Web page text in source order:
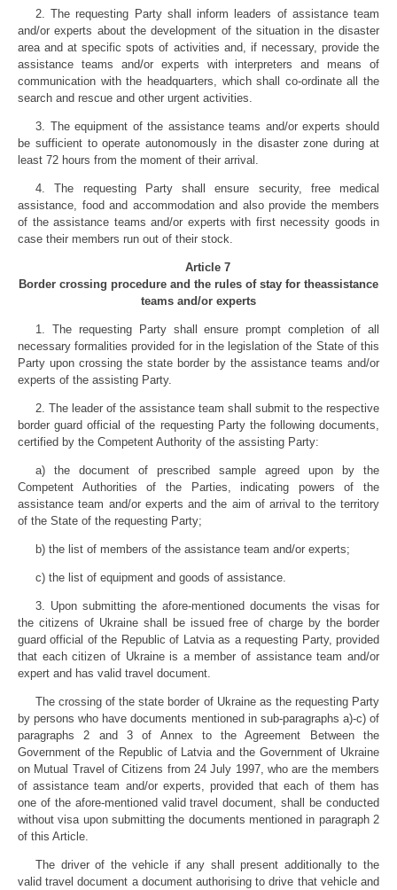
2. The requesting Party shall inform leaders of assistance team
and/or experts about the development of the situation in the disaster
area and at specific spots of activities and, if necessary, provide the
assistance teams and/or experts with interpreters and means of
communication with the headquarters, which shall co-ordinate all the
search and rescue and other urgent activities.
3. The equipment of the assistance teams and/or experts should
be sufficient to operate autonomously in the disaster zone during at
least 72 hours from the moment of their arrival.
4. The requesting Party shall ensure security, free medical
assistance, food and accommodation and also provide the members
of the assistance teams and/or experts with first necessity goods in
case their members run out of their stock.
Article 7
Border crossing procedure and the rules of stay for theassistance
teams and/or experts
1. The requesting Party shall ensure prompt completion of all
necessary formalities provided for in the legislation of the State of this
Party upon crossing the state border by the assistance teams and/or
experts of the assisting Party.
2. The leader of the assistance team shall submit to the respective
border guard official of the requesting Party the following documents,
certified by the Competent Authority of the assisting Party:
a) the document of prescribed sample agreed upon by the
Competent Authorities of the Parties, indicating powers of the
assistance team and/or experts and the aim of arrival to the territory
of the State of the requesting Party;
b) the list of members of the assistance team and/or experts;
c) the list of equipment and goods of assistance.
3. Upon submitting the afore-mentioned documents the visas for
the citizens of Ukraine shall be issued free of charge by the border
guard official of the Republic of Latvia as a requesting Party, provided
that each citizen of Ukraine is a member of assistance team and/or
expert and has valid travel document.
The crossing of the state border of Ukraine as the requesting Party
by persons who have documents mentioned in sub-paragraphs a)-c) of
paragraphs 2 and 3 of Annex to the Agreement Between the
Government of the Republic of Latvia and the Government of Ukraine
on Mutual Travel of Citizens from 24 July 1997, who are the members
of assistance team and/or experts, provided that each of them has
one of the afore-mentioned valid travel document, shall be conducted
without visa upon submitting the documents mentioned in paragraph 2
of this Article.
The driver of the vehicle if any shall present additionally to the
valid travel document a document authorising to drive that vehicle and